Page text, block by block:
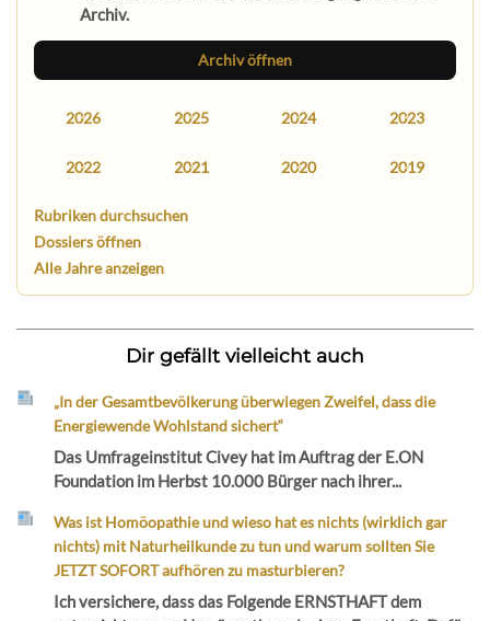
Archiv.
Archiv öffnen
2026 2025 2024 2023
2022 2021 2020 2019
Rubriken durchsuchen
Dossiers öffnen
Alle Jahre anzeigen
Dir gefällt vielleicht auch
„In der Gesamtbevölkerung überwiegen Zweifel, dass die
Energiewende Wohlstand sichert“
Das Umfrageinstitut Civey hat im Auftrag der E.ON
Foundation im Herbst 10.000 Bürger nach ihrer...
Was ist Homöopathie und wieso hat es nichts (wirklich gar
nichts) mit Naturheilkunde zu tun und warum sollten Sie
JETZT SOFORT aufhören zu masturbieren?
Ich versichere, dass das Folgende ERNSTHAFT dem